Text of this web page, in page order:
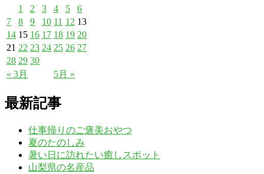
« 3月 5月 »
1 2 3 4 5
6
7
8 9 10 11 12 13
14 15 16 17 18 19 20
21 22 23 24 25 26 27
28 29 30
最新記事
仕事帰りのご褒美おやつ
夏のたのしみ
暑い日に訪れたい癒しスポット
山梨県の名産品